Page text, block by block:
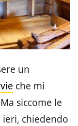
un
che mi
siccome le
chiedendo